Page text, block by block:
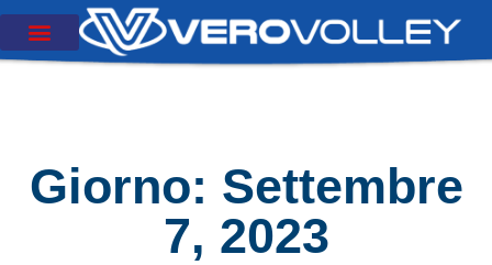
Giorno: Settembre
7, 2023